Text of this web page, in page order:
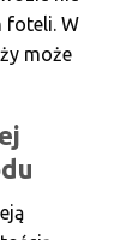
foteli. W
może